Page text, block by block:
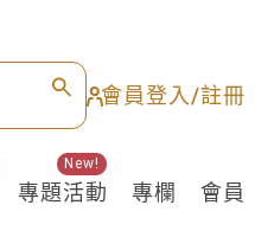
會員登入/註冊
專題活動
New!
專欄 會員